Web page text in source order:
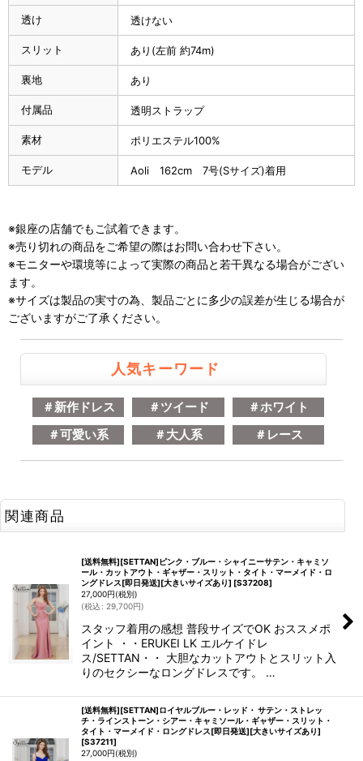
透け 透けない
スリット あり(左前 約74m)
裏地 あり
付属品 透明ストラップ
素材 ポリエステル100%
モデル Aoli 162cm 7号(Sサイズ)着用
※銀座の店舗でもご試着できます。
※売り切れの商品をご希望の際はお問い合わせ下さい。
※モニターや環境等によって実際の商品と若干異なる場合がござい
ます。
※サイズは製品の実寸の為、製品ごとに多少の誤差が生じる場合が
ございますがご了承ください。
人気キーワード
＃新作ドレス ＃ツイード
＃ホワイト
＃可愛い系
＃大人系 ＃レース
関連商品
[送料無料][SETTAN]ピンク・ブルー・シャイニーサテン・キャミソ
ール・カットアウト・ギャザー・スリット・タイト・マーメイド・ロ
ングドレス[即日発送][大きいサイズあり] [S37208]
27,000円(税別)
(税込 : 29,700円)
スタッフ着用の感想 普段サイズでOK おススメポ
イント ・・ERUKEI LK エルケイドレ
ス/SETTAN・・ 大胆なカットアウトとスリット入
りのセクシーなロングドレスです。 …
[送料無料][SETTAN]ロイヤルブルー・レッド・ サテン・ストレッ
チ・ラインストーン・シアー・キャミソール・ギャザー・スリット・
タイト・マーメイド・ロングドレス[即日発送][大きいサイズあり]
[S37211]
27,000円(税別)